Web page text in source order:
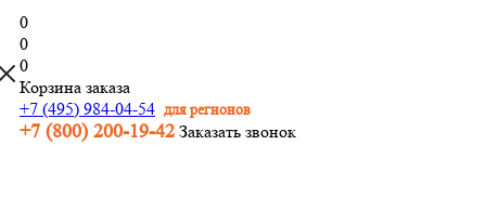
0
0
0
Корзина заказа
+7 (495) 984-04-54 для регионов
+7 (800) 200-19-42 Заказать звонок